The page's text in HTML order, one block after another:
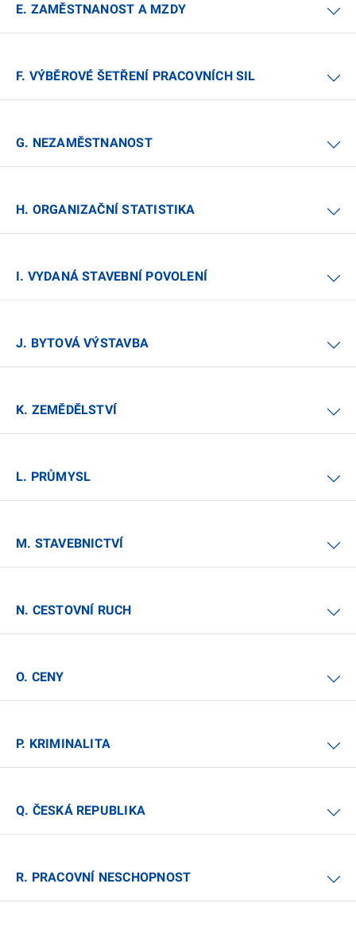
E. ZAMĚSTNANOST A MZDY
F. VÝBĚROVÉ ŠETŘENÍ PRACOVNÍCH SIL
G. NEZAMĚSTNANOST
H. ORGANIZAČNÍ STATISTIKA
I. VYDANÁ STAVEBNÍ POVOLENÍ
J. BYTOVÁ VÝSTAVBA
K. ZEMĚDĚLSTVÍ
L. PRŮMYSL
M. STAVEBNICTVÍ
N. CESTOVNÍ RUCH
O. CENY
P. KRIMINALITA
Q. ČESKÁ REPUBLIKA
R. PRACOVNÍ NESCHOPNOST